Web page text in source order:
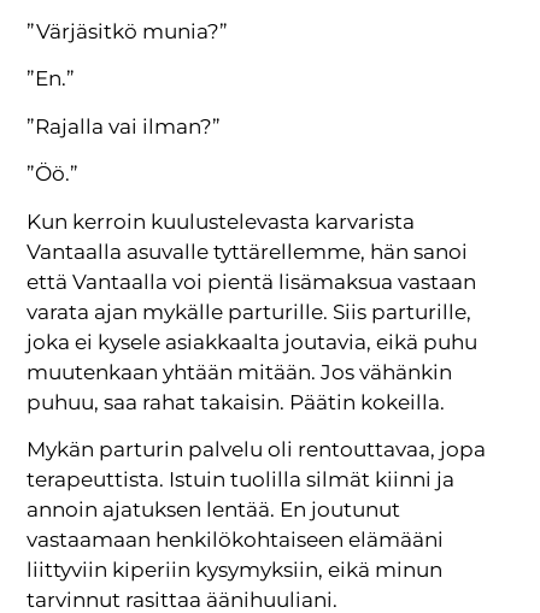
”Värjäsitkö munia?”
”En.”
”Rajalla vai ilman?”
”Öö.”
Kun kerroin kuulustelevasta karvarista
Vantaalla asuvalle tyttärellemme, hän sanoi
että Vantaalla voi pientä lisämaksua vastaan
varata ajan mykälle parturille. Siis parturille,
joka ei kysele asiakkaalta joutavia, eikä puhu
muutenkaan yhtään mitään. Jos vähänkin
puhuu, saa rahat takaisin. Päätin kokeilla.
Mykän parturin palvelu oli rentouttavaa, jopa
terapeuttista. Istuin tuolilla silmät kiinni ja
annoin ajatuksen lentää. En joutunut
vastaamaan henkilökohtaiseen elämääni
liittyviin kiperiin kysymyksiin, eikä minun
tarvinnut rasittaa äänihuuliani.